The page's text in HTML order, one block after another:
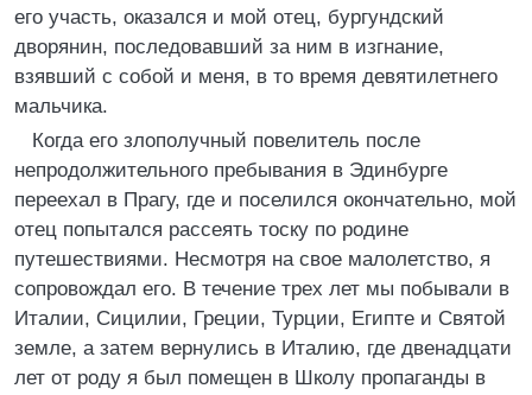
его участь, оказался и мой отец, бургундский
дворянин, последовавший за ним в изгнание,
взявший с собой и меня, в то время девятилетнего
мальчика.
Когда его злополучный повелитель после
непродолжительного пребывания в Эдинбурге
переехал в Прагу, где и поселился окончательно, мой
отец попытался рассеять тоску по родине
путешествиями. Несмотря на свое малолетство, я
сопровождал его. В течение трех лет мы побывали в
Италии, Сицилии, Греции, Турции, Египте и Святой
земле, а затем вернулись в Италию, где двенадцати
лет от роду я был помещен в Школу пропаганды в